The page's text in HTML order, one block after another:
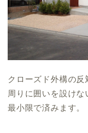
クローズド外構の
周りに囲いを設け
最小限で済みます。